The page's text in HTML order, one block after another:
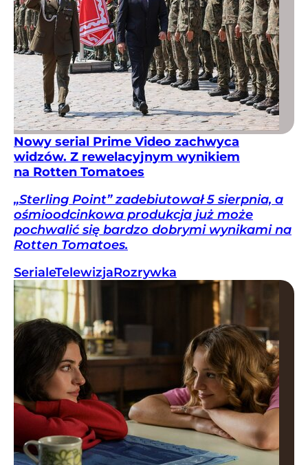
Nowy serial Prime Video zachwyca
widzów. Z rewelacyjnym wynikiem
na Rotten Tomatoes
„Sterling Point” zadebiutował 5 sierpnia, a
ośmioodcinkowa produkcja już może
pochwalić się bardzo dobrymi wynikami na
Rotten Tomatoes.
SerialeTelewizjaRozrywka